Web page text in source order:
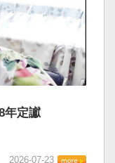
年定讞
2026-07-23